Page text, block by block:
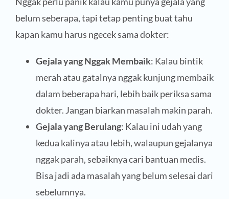
belum seberapa, tapi tetap penting buat tahu
kapan kamu harus ngecek sama dokter:
Gejala yang Nggak Membaik: Kalau bintik
merah atau gatalnya nggak kunjung membaik
dalam beberapa hari, lebih baik periksa sama
dokter. Jangan biarkan masalah makin parah.
Gejala yang Berulang: Kalau ini udah yang
kedua kalinya atau lebih, walaupun gejalanya
nggak parah, sebaiknya cari bantuan medis.
Bisa jadi ada masalah yang belum selesai dari
sebelumnya.